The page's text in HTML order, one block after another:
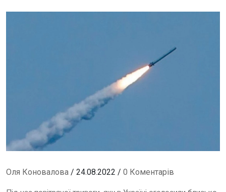
Оля Коновалова / 24.08.2022 / 0 Коментарів